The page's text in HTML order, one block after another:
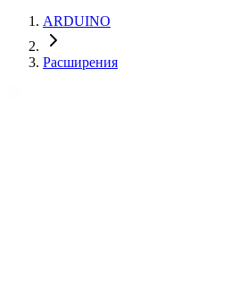
ARDUINO
Расширения